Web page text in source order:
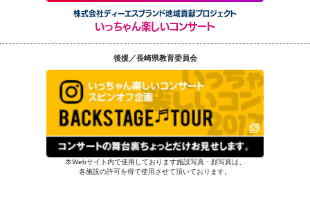
株式会社ディーエスブランド地域貢献プロジェクト
いっちゃん楽しいコンサート
後援／長崎県教育委員会
本Webサイト内で使用しております施設写真・顔写真は、
各施設の許可を得て使用させて頂いております。